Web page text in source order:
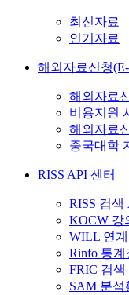
최신자료
인기자료
해외자료신청
해외자료
비용지원
해외자료
중국대학
RISS API 센터
RISS 검색
KOCW 강
WILL 연
Rinfo 통
FRIC 검색
SAM 분석